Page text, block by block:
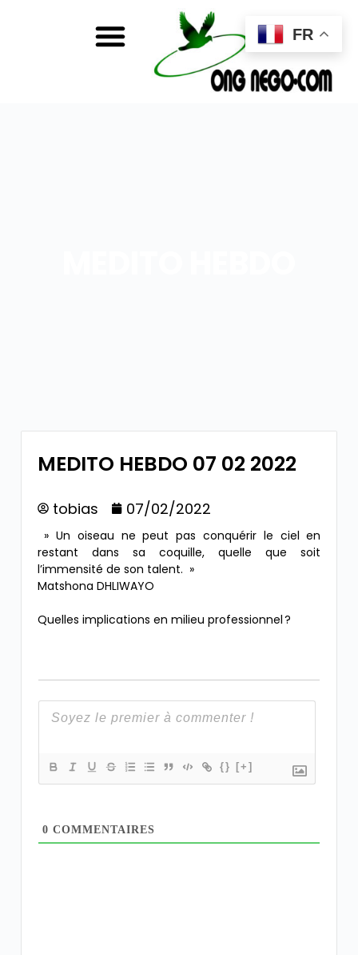
MEDITO HEBDO 07 02 2022
tobias 07/02/2022
» Un oiseau ne peut pas conquérir le ciel en
restant dans sa coquille, quelle que soit
l’immensité de son talent. »
Matshona DHLIWAYO
Quelles implications en milieu professionnel ?
{} [+]
0 COMMENTAIRES
FR